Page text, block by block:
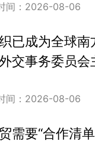
间：2026-08-06
织已成为全球
交事务委员会
间：2026-08-06
需要“合作清